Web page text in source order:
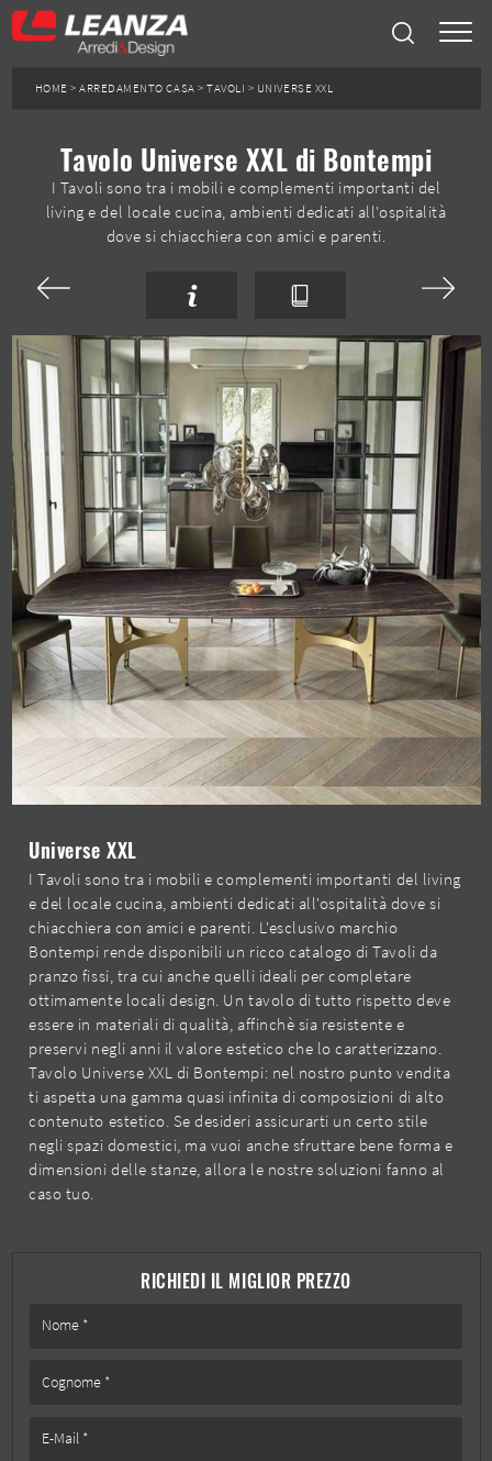
HOME >ARREDAMENTO CASA >TAVOLI > UNIVERSE XXL
Tavolo Universe XXL di Bontempi
I Tavoli sono tra i mobili e complementi importanti del
living e del locale cucina, ambienti dedicati all'ospitalità
dove si chiacchiera con amici e parenti.
RICHIEDI IL MIGLIOR PREZZO
Universe XXL
I Tavoli sono tra i mobili e complementi importanti del living
e del locale cucina, ambienti dedicati all'ospitalità dove si
chiacchiera con amici e parenti. L'esclusivo marchio
Bontempi rende disponibili un ricco catalogo di Tavoli da
pranzo fissi, tra cui anche quelli ideali per completare
ottimamente locali design. Un tavolo di tutto rispetto deve
essere in materiali di qualità, affinchè sia resistente e
preservi negli anni il valore estetico che lo caratterizzano.
Tavolo Universe XXL di Bontempi: nel nostro punto vendita
ti aspetta una gamma quasi infinita di composizioni di alto
contenuto estetico. Se desideri assicurarti un certo stile
negli spazi domestici, ma vuoi anche sfruttare bene forma e
dimensioni delle stanze, allora le nostre soluzioni fanno al
caso tuo.